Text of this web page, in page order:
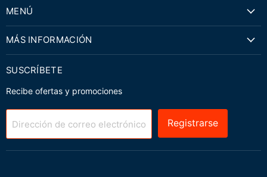
MENÚ
MÁS INFORMACIÓN
SUSCRÍBETE
Recibe ofertas y promociones
Dirección de correo electrónico Registrarse